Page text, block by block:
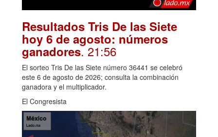
Resultados Tris De las Siete
hoy 6 de agosto: números
ganadores. 21:56
El sorteo Tris De las Siete número 36441 se celebró
este 6 de agosto de 2026; consulta la combinación
ganadora y el multiplicador.
El Congresista